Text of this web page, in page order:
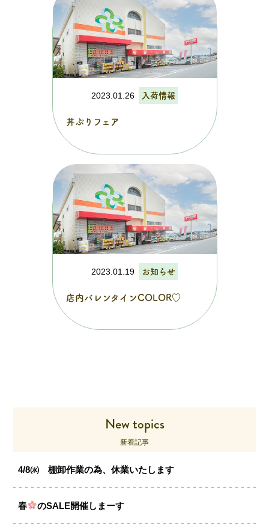
2023.01.26 入荷情報
丼ぶりフェア
2023.01.19 お知らせ
店内バレンタインCOLOR♡
New topics
新着記事
4/8㈬ 棚卸作業の為、休業いたします
春 のSALE開催しまーす